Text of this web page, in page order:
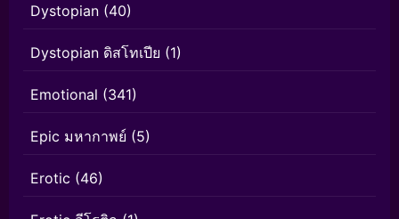
Dystopian (40)
Dystopian ดิสโทเปีย (1)
Emotional (341)
Epic มหากาพย์ (5)
Erotic (46)